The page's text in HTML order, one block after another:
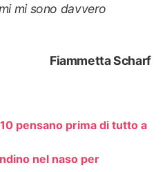
mi sono davvero
Fiammetta Scharf
pensano prima di tutto a
nel naso per